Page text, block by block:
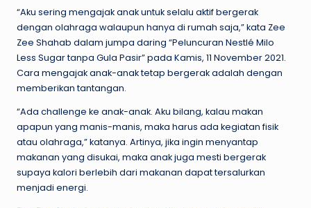
“Aku sering mengajak anak untuk selalu aktif bergerak
dengan olahraga walaupun hanya di rumah saja,” kata Zee
Zee Shahab dalam jumpa daring “Peluncuran Nestlé Milo
Less Sugar tanpa Gula Pasir” pada Kamis, 11 November 2021.
Cara mengajak anak-anak tetap bergerak adalah dengan
memberikan tantangan.
“Ada challenge ke anak-anak. Aku bilang, kalau makan
apapun yang manis-manis, maka harus ada kegiatan fisik
atau olahraga,” katanya. Artinya, jika ingin menyantap
makanan yang disukai, maka anak juga mesti bergerak
supaya kalori berlebih dari makanan dapat tersalurkan
menjadi energi.